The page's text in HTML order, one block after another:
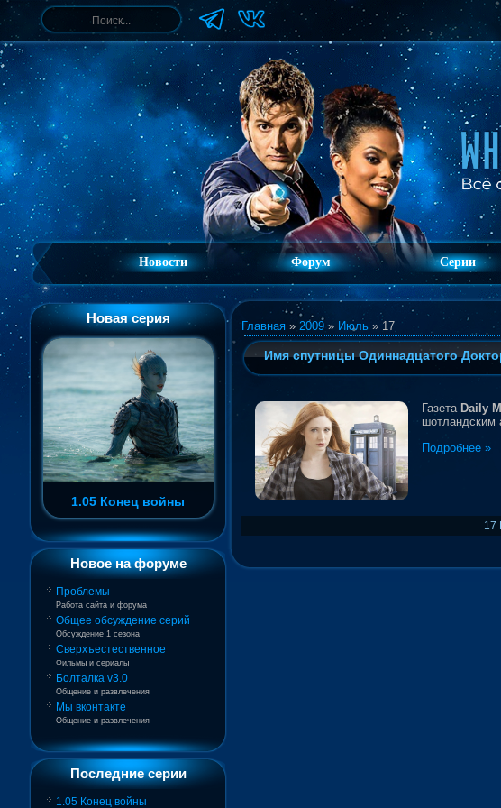
Новости Форум Серии
Новая серия
1.05 Конец войны
Новое на форуме
Проблемы
Работа сайта и форума
Общее обсуждение серий
Обсуждение 1 сезона
Сверхъестественное
Фильмы и сериалы
Болталка v3.0
Общение и развлечения
Мы вконтакте
Общение и развлечения
Последние серии
1.05 Конец войны
Главная » 2009 » Июль » 17
Имя спутницы Одиннадцатого
Газета Daily
шотландским
Подробнее »
17